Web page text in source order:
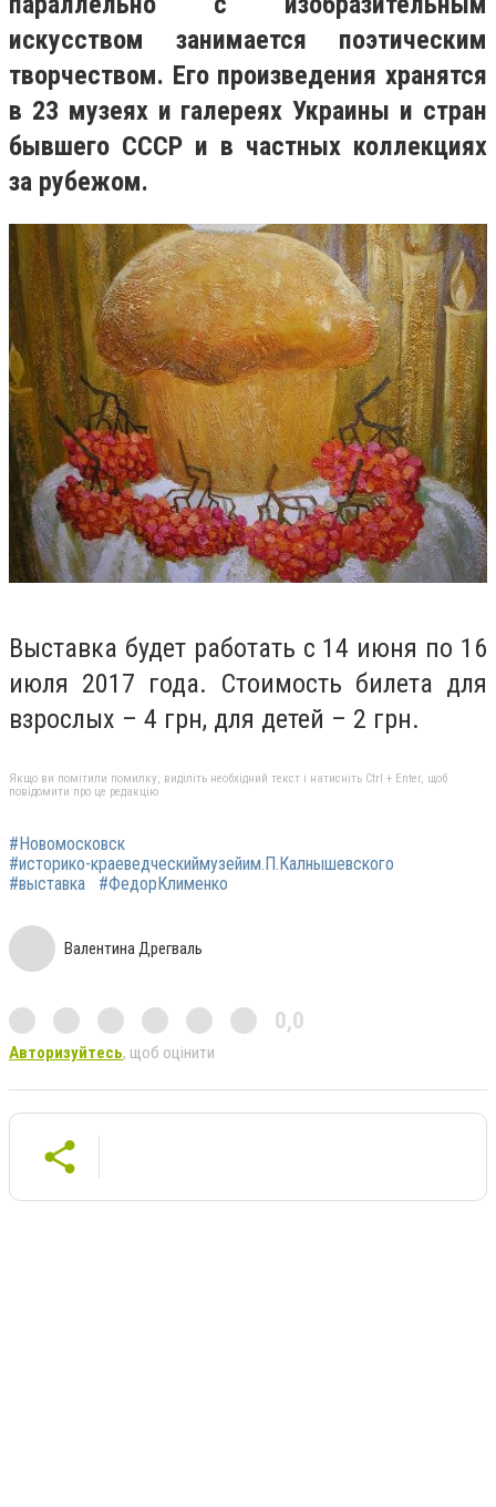
искусством занимается поэтическим
творчеством. Его произведения хранятся
в 23 музеях и галереях Украины и стран
бывшего СССР и в частных коллекциях
за рубежом.
Выставка будет работать с 14 июня по 16
июля 2017 года. Стоимость билета для
взрослых – 4 грн, для детей – 2 грн.
Якщо ви помітили помилку, виділіть необхідний текст і натисніть Ctrl + Enter, щоб
повідомити про це редакцію
#Новомосковск
#историко-краеведческиймузейим.П.Калнышевского
#выставка
#ФедорКлименко
Валентина Дрегваль
0,0
Авторизуйтесь, щоб оцінити